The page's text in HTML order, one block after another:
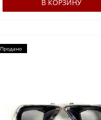
В КОРЗИНУ
Продано